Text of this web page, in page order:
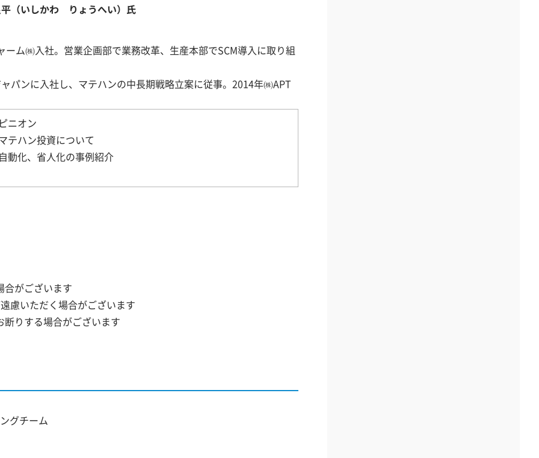
（いしかわ りょうへい）氏
ーム㈱入社。営業企画部で業務改革、生産本部でSCM導入に取り組
パンに入社し、マテハンの中長期戦略立案に従事。2014年㈱APT
ニオン
テハン投資について
動化、省人化の事例紹介
がございます
慮いただく場合がございます
りする場合がございます
グチーム